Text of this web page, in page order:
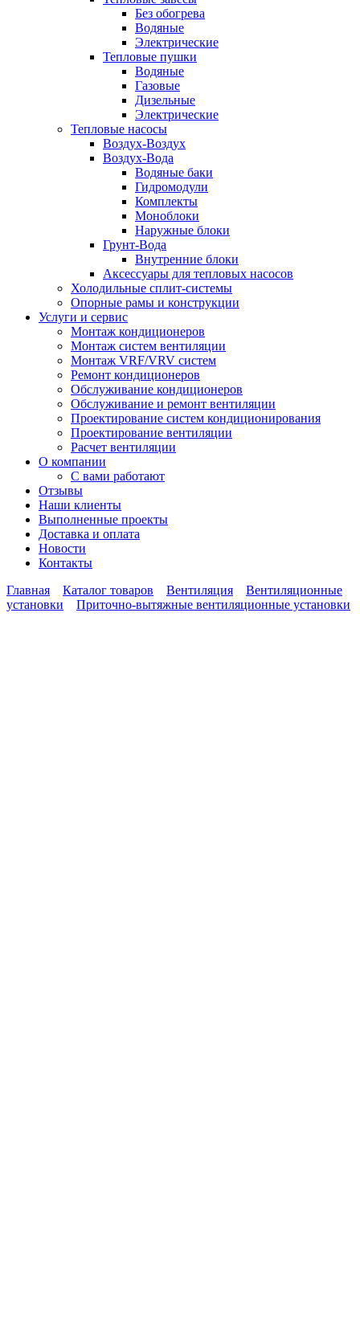
Без обогрева
Водяные
Электрические
Тепловые пушки
Водяные
Газовые
Дизельные
Электрические
Тепловые насосы
Воздух-Воздух
Воздух-Вода
Водяные баки
Гидромодули
Комплекты
Моноблоки
Наружные блоки
Грунт-Вода
Внутренние блоки
Аксессуары для тепловых насосов
Холодильные сплит-системы
Опорные рамы и конструкции
Услуги и сервис
Монтаж кондиционеров
Монтаж систем вентиляции
Монтаж VRF/VRV систем
Ремонт кондиционеров
Обслуживание кондиционеров
Обслуживание и ремонт вентиляции
Проектирование систем кондиционирования
Проектирование вентиляции
Расчет вентиляции
О компании
С вами работают
Отзывы
Наши клиенты
Выполненные проекты
Доставка и оплата
Новости
Контакты
Главная
Каталог товаров Вентиляция
Вентиляционные
установки
Приточно-вытяжные вентиляционные установки